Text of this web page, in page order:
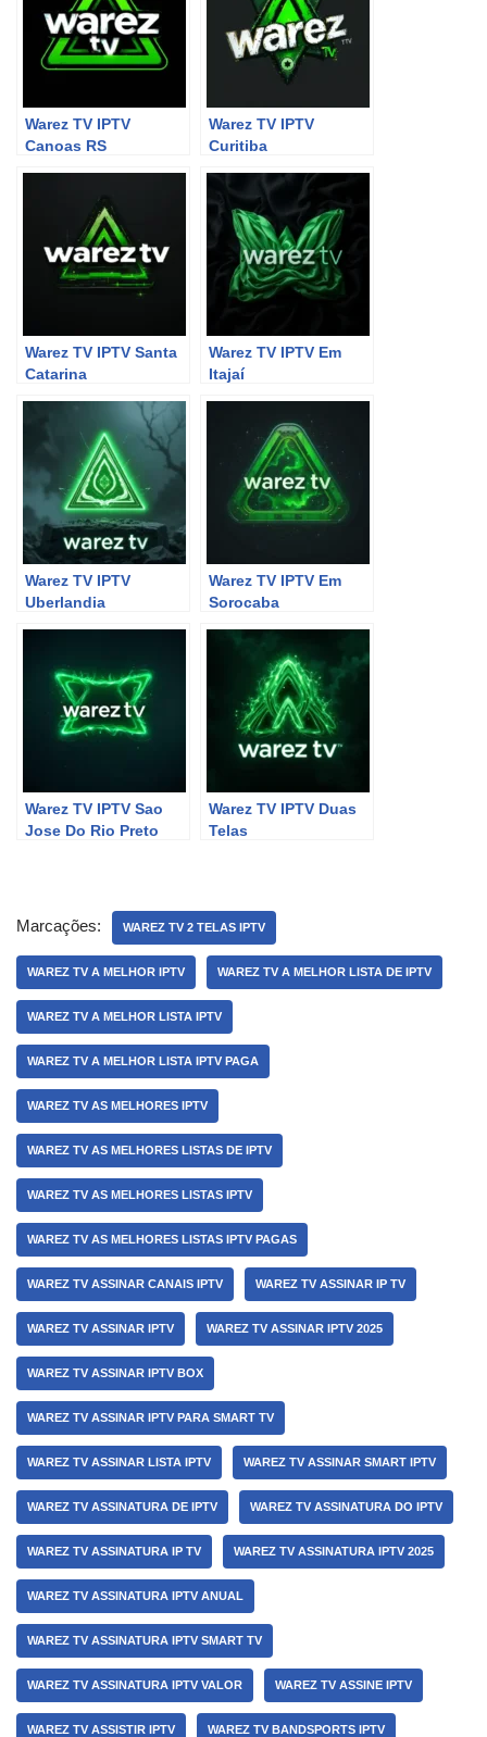
Warez TV IPTV
Canoas RS
Warez TV IPTV
Curitiba
Warez TV IPTV Santa
Catarina
Warez TV IPTV Em
Itajaí
Warez TV IPTV
Uberlandia
Warez TV IPTV Em
Sorocaba
Warez TV IPTV Sao
Jose Do Rio Preto
Warez TV IPTV Duas
Telas
Marcações: WAREZ TV 2 TELAS IPTV
WAREZ TV A MELHOR IPTV WAREZ TV A MELHOR LISTA DE IPTV
WAREZ TV A MELHOR LISTA IPTV
WAREZ TV A MELHOR LISTA IPTV PAGA
WAREZ TV AS MELHORES IPTV
WAREZ TV AS MELHORES LISTAS DE IPTV
WAREZ TV AS MELHORES LISTAS IPTV
WAREZ TV AS MELHORES LISTAS IPTV PAGAS
WAREZ TV ASSINAR CANAIS IPTV WAREZ TV ASSINAR IP TV
WAREZ TV ASSINAR IPTV WAREZ TV ASSINAR IPTV 2025
WAREZ TV ASSINAR IPTV BOX
WAREZ TV ASSINAR IPTV PARA SMART TV
WAREZ TV ASSINAR LISTA IPTV WAREZ TV ASSINAR SMART IPTV
WAREZ TV ASSINATURA DE IPTV WAREZ TV ASSINATURA DO IPTV
WAREZ TV ASSINATURA IP TV WAREZ TV ASSINATURA IPTV 2025
WAREZ TV ASSINATURA IPTV ANUAL
WAREZ TV ASSINATURA IPTV SMART TV
WAREZ TV ASSINATURA IPTV VALOR WAREZ TV ASSINE IPTV
WAREZ TV ASSISTIR IPTV WAREZ TV BANDSPORTS IPTV